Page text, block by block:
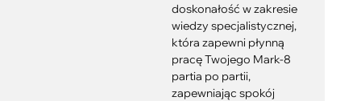
doskonałość w zakresie
wiedzy specjalistycznej,
która zapewni płynną
pracę Twojego Mark-8
partia po partii,
zapewniając spokój